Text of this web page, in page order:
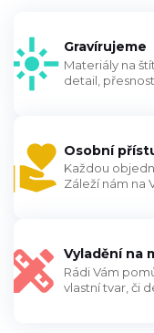
Gravírujeme
Materiály na
detail,
Osobní
Každou
Záleží nám na
Vyladění na
Rádi Vám
vlastní tvar, či